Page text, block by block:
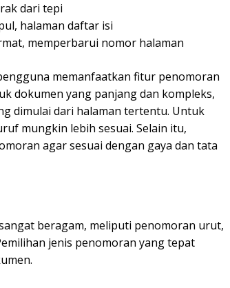
dari tepi
halaman daftar isi
memperbarui nomor halaman
memanfaatkan fitur penomoran
dokumen yang panjang dan kompleks,
dimulai dari halaman tertentu. Untuk
mungkin lebih sesuai. Selain itu,
agar sesuai dengan gaya dan tata
beragam, meliputi penomoran urut,
jenis penomoran yang tepat